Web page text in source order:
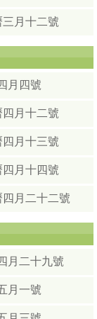
月十二號
月四號
月十二號
月十三號
月十四號
月二十二號
月二十九號
月一號